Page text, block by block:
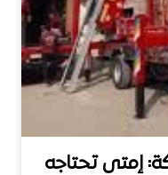
إمتى تحتاجه